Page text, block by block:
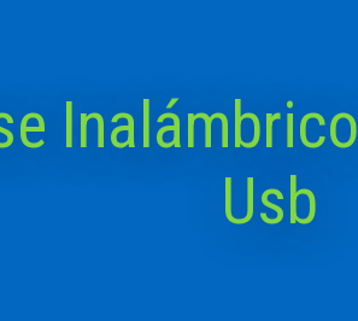
Usb